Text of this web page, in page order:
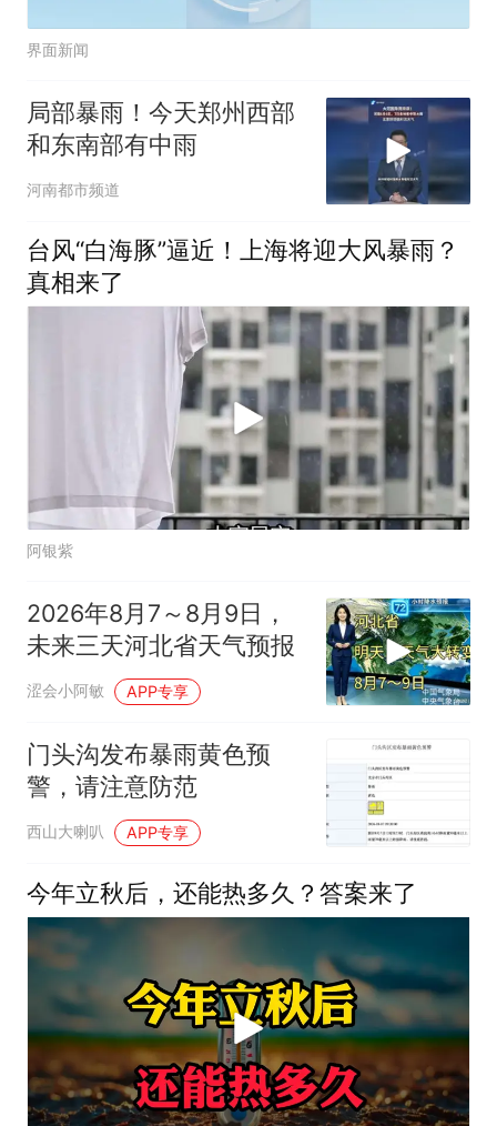
界面新闻
局部暴雨！今天郑州西部
和东南部有中雨
河南都市频道
台风“白海豚”逼近！上海将迎大风暴雨？
真相来了
阿银紫
2026年8月7～8月9日，
未来三天河北省天气预报
涩会小阿敏 APP专享
门头沟发布暴雨黄色预
警，请注意防范
西山大喇叭 APP专享
今年立秋后，还能热多久？答案来了